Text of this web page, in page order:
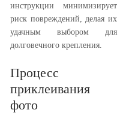
инструкции минимизирует
риск повреждений, делая их
удачным выбором для
долговечного крепления.
Процесс
приклеивания
фото